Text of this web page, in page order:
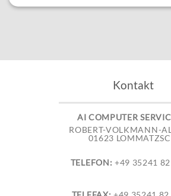
Kontakt
AI COMPUTER
ROBERT-VOLKMANN-
01623
TELEFON: +49 35241